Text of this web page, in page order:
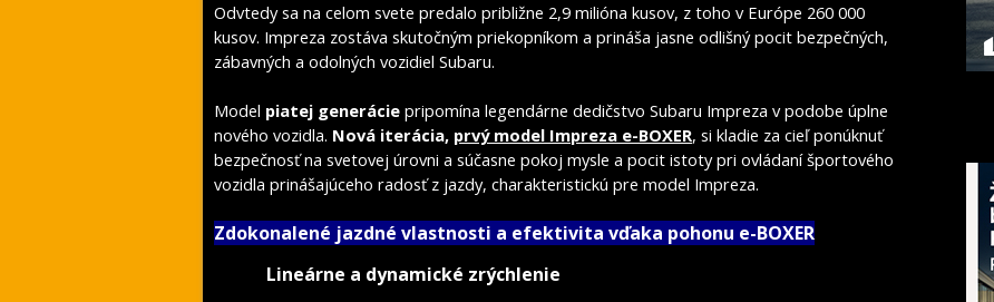
Odvtedy sa na celom svete predalo približne 2,9 milióna kusov, z toho v Európe 260 000
kusov. Impreza zostáva skutočným priekopníkom a prináša jasne odlišný pocit bezpečných,
zábavných a odolných vozidiel Subaru.
Model piatej generácie pripomína legendárne dedičstvo Subaru Impreza v podobe úplne
nového vozidla. Nová iterácia, prvý model Impreza e-BOXER, si kladie za cieľ ponúknuť
bezpečnosť na svetovej úrovni a súčasne pokoj mysle a pocit istoty pri ovládaní športového
vozidla prinášajúceho radosť z jazdy, charakteristickú pre model Impreza.
Zdokonalené jazdné vlastnosti a efektivita vďaka pohonu e-BOXER
Lineárne a dynamické zrýchlenie